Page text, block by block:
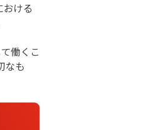
ける
働くこ
なも